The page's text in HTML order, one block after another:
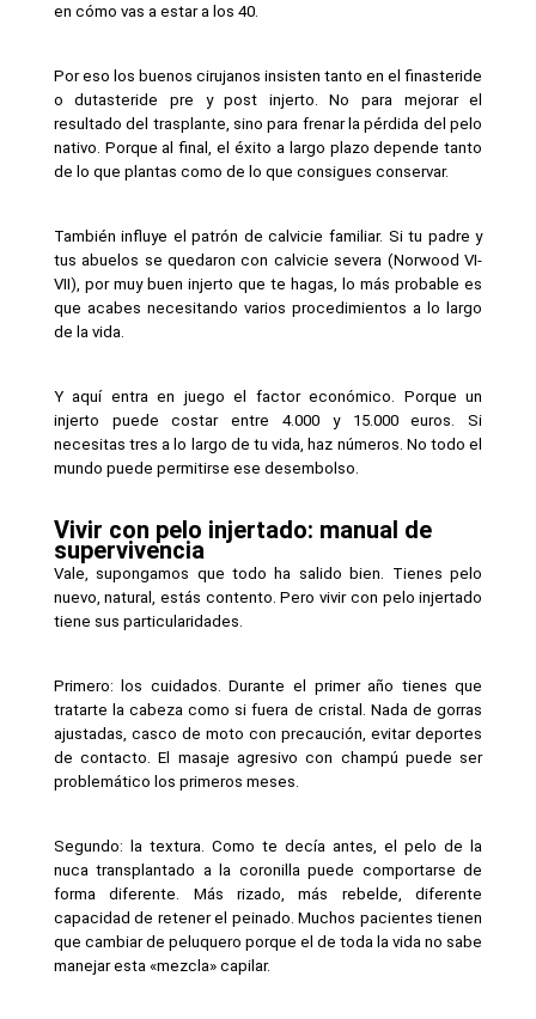
en cómo vas a estar a los 40.
Por eso los buenos cirujanos insisten tanto en el finasteride
o dutasteride pre y post injerto. No para mejorar el
resultado del trasplante, sino para frenar la pérdida del pelo
nativo. Porque al final, el éxito a largo plazo depende tanto
de lo que plantas como de lo que consigues conservar.
También influye el patrón de calvicie familiar. Si tu padre y
tus abuelos se quedaron con calvicie severa (Norwood VI-
VII), por muy buen injerto que te hagas, lo más probable es
que acabes necesitando varios procedimientos a lo largo
de la vida.
Y aquí entra en juego el factor económico. Porque un
injerto puede costar entre 4.000 y 15.000 euros. Si
necesitas tres a lo largo de tu vida, haz números. No todo el
mundo puede permitirse ese desembolso.
Vivir con pelo injertado: manual de
supervivencia
Vale, supongamos que todo ha salido bien. Tienes pelo
nuevo, natural, estás contento. Pero vivir con pelo injertado
tiene sus particularidades.
Primero: los cuidados. Durante el primer año tienes que
tratarte la cabeza como si fuera de cristal. Nada de gorras
ajustadas, casco de moto con precaución, evitar deportes
de contacto. El masaje agresivo con champú puede ser
problemático los primeros meses.
Segundo: la textura. Como te decía antes, el pelo de la
nuca transplantado a la coronilla puede comportarse de
forma diferente. Más rizado, más rebelde, diferente
capacidad de retener el peinado. Muchos pacientes tienen
que cambiar de peluquero porque el de toda la vida no sabe
manejar esta «mezcla» capilar.